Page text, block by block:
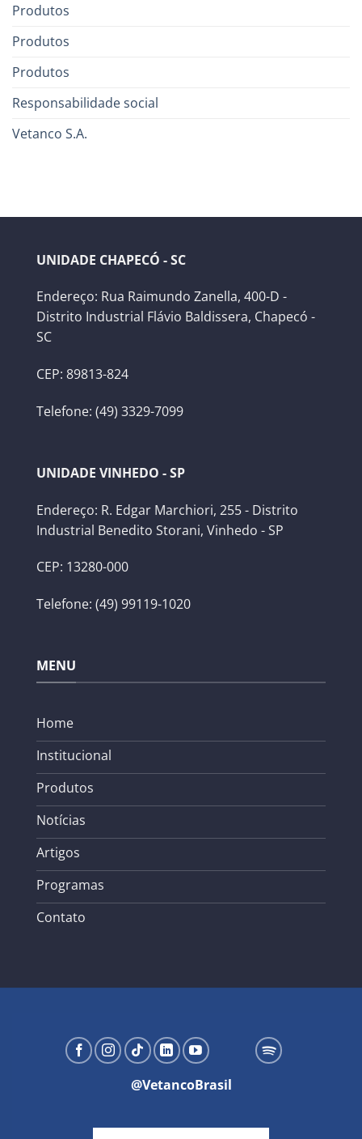
Produtos
Produtos
Produtos
Responsabilidade social
Vetanco S.A.
UNIDADE CHAPECÓ - SC
Endereço: Rua Raimundo Zanella, 400-D -
Distrito Industrial Flávio Baldissera, Chapecó -
SC
CEP: 89813-824
Telefone: (49) 3329-7099
UNIDADE VINHEDO - SP
Endereço: R. Edgar Marchiori, 255 - Distrito
Industrial Benedito Storani, Vinhedo - SP
CEP: 13280-000
Telefone: (49) 99119-1020
MENU
Home
Institucional
Produtos
Notícias
Artigos
Programas
Contato
@VetancoBrasil